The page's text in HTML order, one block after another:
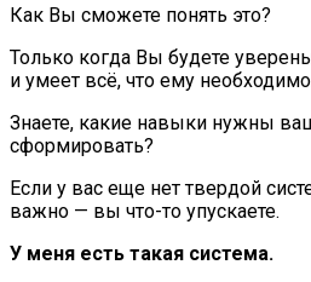
Как Вы сможете понять это?
Только когда Вы будете
и умеет всё, что ему
Знаете, какие навыки нужны
сформировать?
Если у вас еще нет твердой
важно — вы что-то упускаете.
У меня есть такая система.